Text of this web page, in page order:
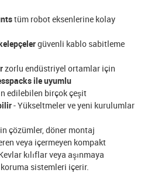
tüm robot eksenlerine kolay
güvenli kablo sabitleme
zorlu endüstriyel ortamlar için
ile uyumlu
edilebilen birçok çeşit
- Yükseltmeler ve yeni kurulumlar
çözümler, döner montaj
veya içermeyen kompakt
kılıflar veya aşınmaya
sistemleri içerir.